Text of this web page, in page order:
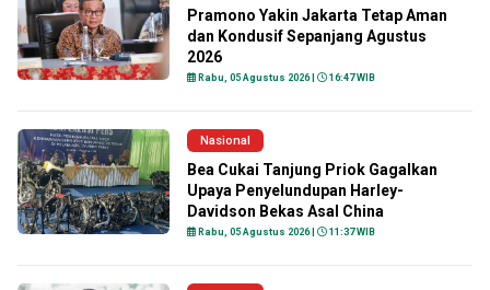
Pramono Yakin Jakarta Tetap Aman
dan Kondusif Sepanjang Agustus
2026
Rabu, 05 Agustus 2026 | 16:47 WIB
Nasional
Bea Cukai Tanjung Priok Gagalkan
Upaya Penyelundupan Harley-
Davidson Bekas Asal China
Rabu, 05 Agustus 2026 | 11:37 WIB